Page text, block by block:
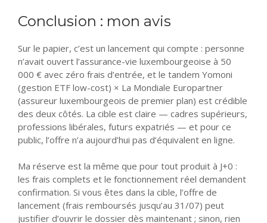
Conclusion : mon avis
Sur le papier, c’est un lancement qui compte : personne
n’avait ouvert l’assurance-vie luxembourgeoise à 50
000 € avec zéro frais d’entrée, et le tandem Yomoni
(gestion ETF low-cost) × La Mondiale Europartner
(assureur luxembourgeois de premier plan) est crédible
des deux côtés. La cible est claire — cadres supérieurs,
professions libérales, futurs expatriés — et pour ce
public, l’offre n’a aujourd’hui pas d’équivalent en ligne.
Ma réserve est la même que pour tout produit à J+0 :
les frais complets et le fonctionnement réel demandent
confirmation. Si vous êtes dans la cible, l’offre de
lancement (frais remboursés jusqu’au 31/07) peut
justifier d’ouvrir le dossier dès maintenant ; sinon, rien